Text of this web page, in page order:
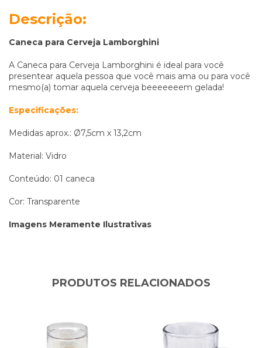
Descrição:
Caneca para Cerveja Lamborghini
A Caneca para Cerveja Lamborghini é ideal para você
presentear aquela pessoa que você mais ama ou para você
mesmo(a) tomar aquela cerveja beeeeeeem gelada!
Especificações:
Medidas aprox.: Ø7,5cm x 13,2cm
Material: Vidro
Conteúdo: 01 caneca
Cor: Transparente
Imagens Meramente Ilustrativas
PRODUTOS RELACIONADOS